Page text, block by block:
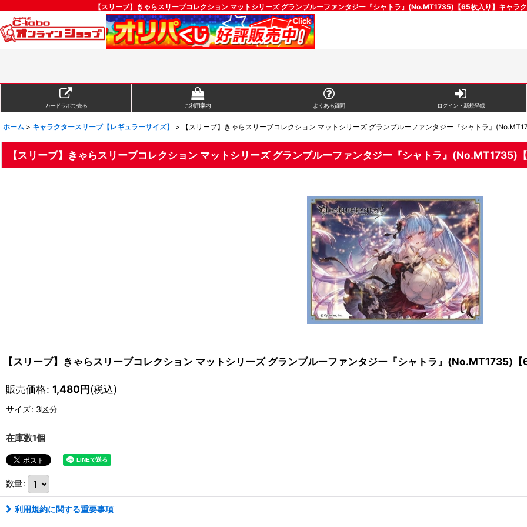
【スリーブ】きゃらスリーブコレクション マットシリーズ グランブルーファンタジー『シャトラ』(No.MT1735)【65枚入り】キャラ
カードラボで売る ご利用案内 よくある質問 ログイン・新規登録
ホーム > キャラクタースリーブ【レギュラーサイズ】 > 【スリーブ】きゃらスリーブコレクション マットシリーズ グランブルーファンタジー『シャトラ』
【スリーブ】きゃらスリーブコレクション マットシリーズ グランブルーファンタジー『シャトラ』(No.MT1735)【
【スリーブ】きゃらスリーブコレクション マットシリーズ グランブルーファンタジー『シャトラ』(No.MT1735)【
販売価格: 1,480円(税込)
サイズ: 3区分
在庫数1個
数量:
利用規約に関する重要事項